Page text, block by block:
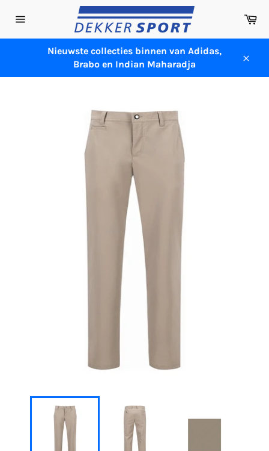
naar
Sitenavigatie
Nieuwste collecties binnen van Adidas,
Brabo en Indian Maharadja